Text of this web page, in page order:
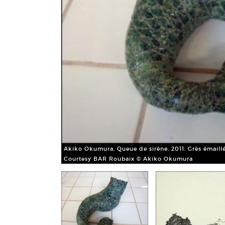
Akiko Okumura, Queue de sirène, 2011. Grès
Courtesy BAR Roubaix © Akiko Okumura